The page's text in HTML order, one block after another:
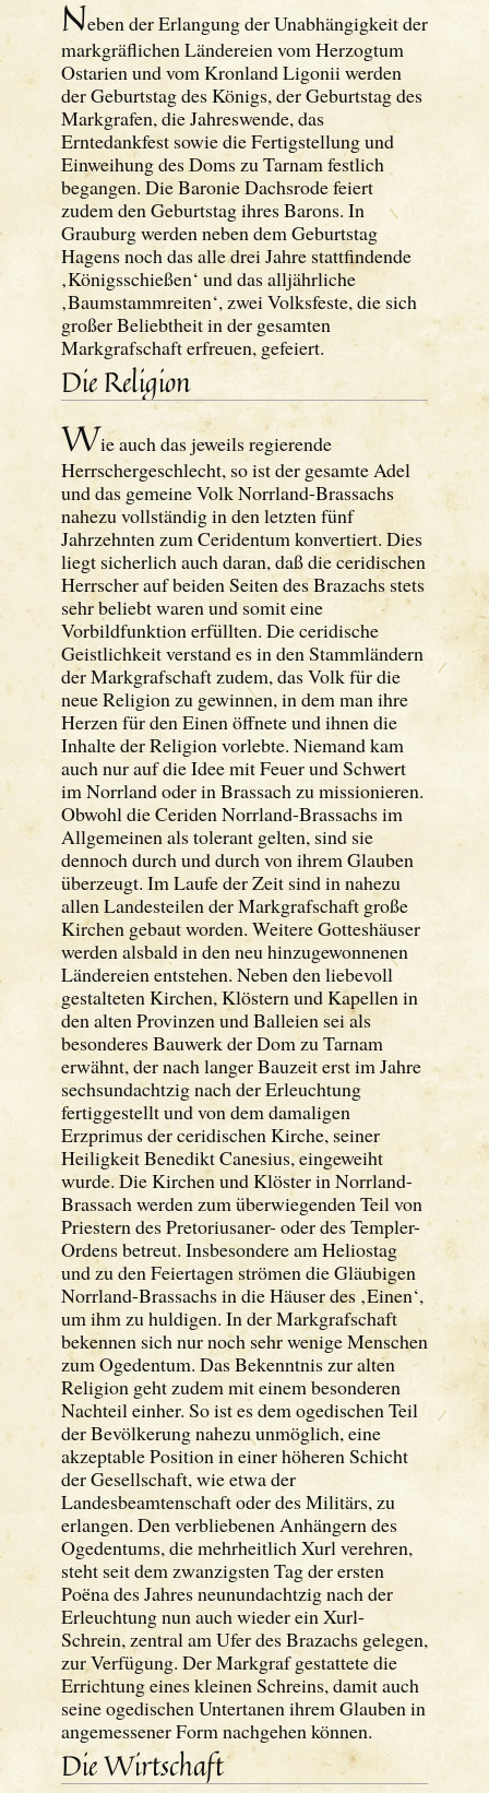
Neben der Erlangung der Unabhängigkeit der
markgräflichen Ländereien vom Herzogtum
Ostarien und vom Kronland Ligonii werden
der Geburtstag des Königs, der Geburtstag des
Markgrafen, die Jahreswende, das
Erntedankfest sowie die Fertigstellung und
Einweihung des Doms zu Tarnam festlich
begangen. Die Baronie Dachsrode feiert
zudem den Geburtstag ihres Barons. In
Grauburg werden neben dem Geburtstag
Hagens noch das alle drei Jahre stattfindende
‚Königsschießen‘ und das alljährliche
‚Baumstammreiten‘, zwei Volksfeste, die sich
großer Beliebtheit in der gesamten
Markgrafschaft erfreuen, gefeiert.
Die Religion
Wie auch das jeweils regierende
Herrschergeschlecht, so ist der gesamte Adel
und das gemeine Volk Norrland-Brassachs
nahezu vollständig in den letzten fünf
Jahrzehnten zum Ceridentum konvertiert. Dies
liegt sicherlich auch daran, daß die ceridischen
Herrscher auf beiden Seiten des Brazachs stets
sehr beliebt waren und somit eine
Vorbildfunktion erfüllten. Die ceridische
Geistlichkeit verstand es in den Stammländern
der Markgrafschaft zudem, das Volk für die
neue Religion zu gewinnen, in dem man ihre
Herzen für den Einen öffnete und ihnen die
Inhalte der Religion vorlebte. Niemand kam
auch nur auf die Idee mit Feuer und Schwert
im Norrland oder in Brassach zu missionieren.
Obwohl die Ceriden Norrland-Brassachs im
Allgemeinen als tolerant gelten, sind sie
dennoch durch und durch von ihrem Glauben
überzeugt. Im Laufe der Zeit sind in nahezu
allen Landesteilen der Markgrafschaft große
Kirchen gebaut worden. Weitere Gotteshäuser
werden alsbald in den neu hinzugewonnenen
Ländereien entstehen. Neben den liebevoll
gestalteten Kirchen, Klöstern und Kapellen in
den alten Provinzen und Balleien sei als
besonderes Bauwerk der Dom zu Tarnam
erwähnt, der nach langer Bauzeit erst im Jahre
sechsundachtzig nach der Erleuchtung
fertiggestellt und von dem damaligen
Erzprimus der ceridischen Kirche, seiner
Heiligkeit Benedikt Canesius, eingeweiht
wurde. Die Kirchen und Klöster in Norrland-
Brassach werden zum überwiegenden Teil von
Priestern des Pretoriusaner- oder des Templer-
Ordens betreut. Insbesondere am Heliostag
und zu den Feiertagen strömen die Gläubigen
Norrland-Brassachs in die Häuser des ‚Einen‘,
um ihm zu huldigen. In der Markgrafschaft
bekennen sich nur noch sehr wenige Menschen
zum Ogedentum. Das Bekenntnis zur alten
Religion geht zudem mit einem besonderen
Nachteil einher. So ist es dem ogedischen Teil
der Bevölkerung nahezu unmöglich, eine
akzeptable Position in einer höheren Schicht
der Gesellschaft, wie etwa der
Landesbeamtenschaft oder des Militärs, zu
erlangen. Den verbliebenen Anhängern des
Ogedentums, die mehrheitlich Xurl verehren,
steht seit dem zwanzigsten Tag der ersten
Poëna des Jahres neunundachtzig nach der
Erleuchtung nun auch wieder ein Xurl-
Schrein, zentral am Ufer des Brazachs gelegen,
zur Verfügung. Der Markgraf gestattete die
Errichtung eines kleinen Schreins, damit auch
seine ogedischen Untertanen ihrem Glauben in
angemessener Form nachgehen können.
Die Wirtschaft